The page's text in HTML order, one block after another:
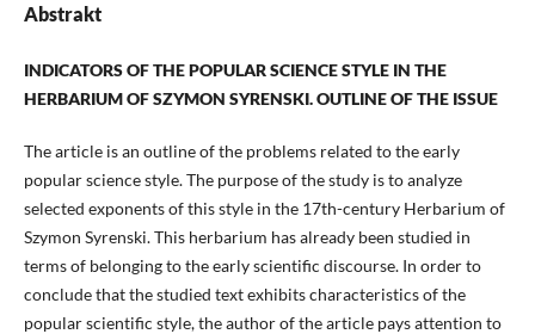
Abstrakt
INDICATORS OF THE POPULAR SCIENCE STYLE IN THE
HERBARIUM OF SZYMON SYRENSKI. OUTLINE OF THE ISSUE
The article is an outline of the problems related to the early
popular science style. The purpose of the study is to analyze
selected exponents of this style in the 17th-century Herbarium of
Szymon Syrenski. This herbarium has already been studied in
terms of belonging to the early scientific discourse. In order to
conclude that the studied text exhibits characteristics of the
popular scientific style, the author of the article pays attention to